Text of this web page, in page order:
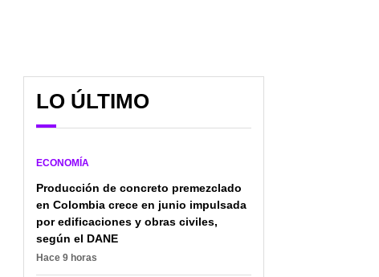
LO ÚLTIMO
ECONOMÍA
Producción de concreto premezclado
en Colombia crece en junio impulsada
por edificaciones y obras civiles,
según el DANE
Hace 9 horas